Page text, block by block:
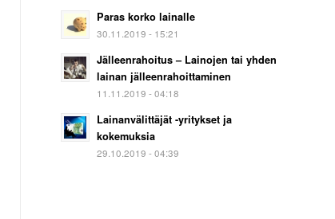
Paras korko lainalle
30.11.2019 - 15:21
Jälleenrahoitus – Lainojen tai yhden
lainan jälleenrahoittaminen
11.11.2019 - 04:18
Lainanvälittäjät -yritykset ja
kokemuksia
29.10.2019 - 04:39